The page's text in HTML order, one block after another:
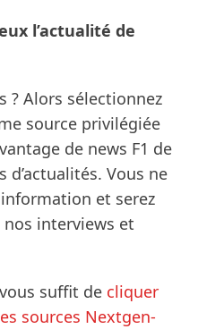
l’actualité de
? Alors sélectionnez
source privilégiée
de news F1 de
d’actualités. Vous ne
et serez
interviews et
suffit de cliquer
sources Nextgen-